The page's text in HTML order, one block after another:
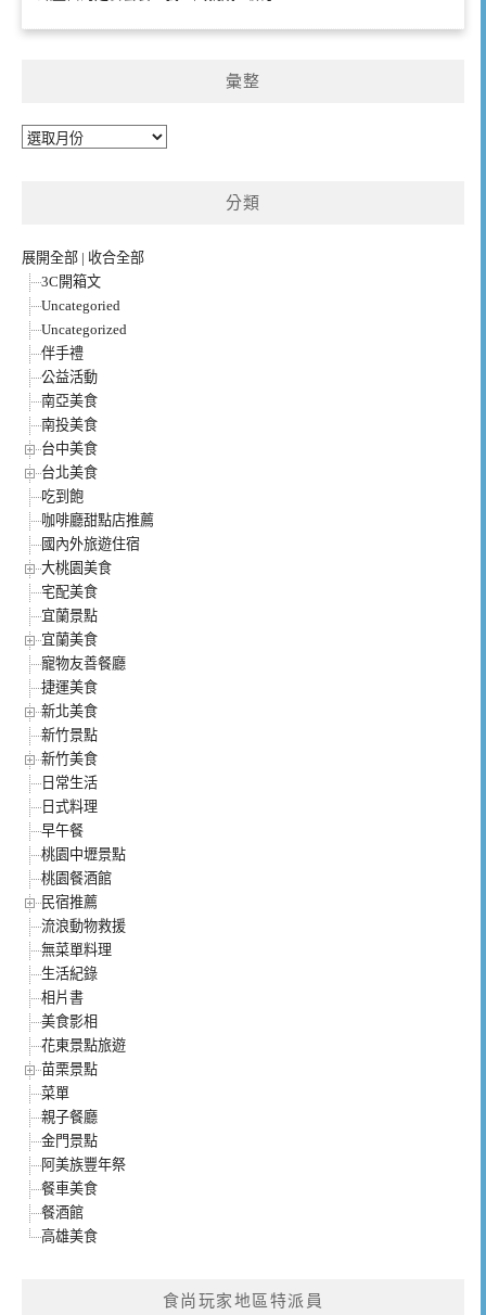
彙整
彙
分類
展開全部 | 收合全部
3C開箱文
Uncategoried
Uncategorized
伴手禮
公益活動
南亞美食
南投美食
台中美食
台北美食
吃到飽
咖啡廳甜點店推薦
國內外旅遊住宿
大桃園美食
宅配美食
宜蘭景點
宜蘭美食
寵物友善餐廳
捷運美食
新北美食
新竹景點
新竹美食
日常生活
日式料理
早午餐
桃園中壢景點
桃園餐酒館
民宿推薦
流浪動物救援
無菜單料理
生活紀錄
相片書
美食影相
花東景點旅遊
苗栗景點
菜單
親子餐廳
金門景點
阿美族豐年祭
餐車美食
餐酒館
高雄美食
食尚玩家地區特派員